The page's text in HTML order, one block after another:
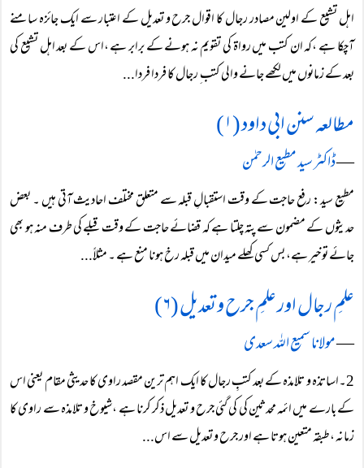
اہل تشیع کے اولین مصادر رجال کا اقوال جرح و تعدیل کے اعتبار سے ایک جائزہ سامنے
آچکا ہے ،کہ ان کتب میں رواۃ کی تقویم نہ ہونے کے برابر ہے ،اس کے بعد اہل تشیع کی
بعد کے زمانوں میں لکھے جانے والی کتب ِ رجال کا فردا فردا...
مطالعہ سنن ابی داود (۱)
―ڈاکٹر سید مطیع الرحمٰن
مطیع سید: رفع حاجت کے وقت استقبالِ قبلہ سے متعلق مختلف احادیث آتی ہیں ۔ بعض
حدیثوں کے مضمون سے پتہ چلتا ہے کہ قضائے حاجت کے وقت قبلے کی طرف منہ ہو بھی
جائے تو خیر ہے، بس کسی کھلے میدان میں قبلہ رخ ہونا منع ہے ۔ مثلاً‌...
علمِ رجال اور علمِ جرح و تعدیل (۶)
―مولانا سمیع اللہ سعدی
2۔اساتذہ و تلامذہ کے بعد کتبِ رجال کا ایک اہم ترین مقصد راوی کا حدیثی مقام یعنی اس
کے بارے میں ائمہ محدثین کی کی گئی جرح و تعدیل ذکر کرنا ہے ،شیوخ و تلامذہ سے راوی کا
زمانہ ،طبقہ متعین ہوتا ہے اور جرح و تعدیل سے اس...